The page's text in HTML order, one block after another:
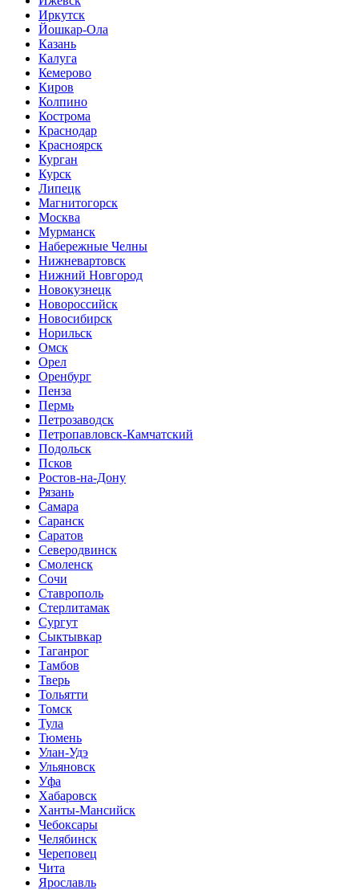
Иркутск
Йошкар-Ола
Казань
Калуга
Кемерово
Киров
Колпино
Кострома
Краснодар
Красноярск
Курган
Курск
Липецк
Магнитогорск
Москва
Мурманск
Набережные Челны
Нижневартовск
Нижний Новгород
Новокузнецк
Новороссийск
Новосибирск
Норильск
Омск
Орел
Оренбург
Пенза
Пермь
Петрозаводск
Петропавловск-Камчатский
Подольск
Псков
Ростов-на-Дону
Рязань
Самара
Саранск
Саратов
Северодвинск
Смоленск
Сочи
Ставрополь
Стерлитамак
Сургут
Сыктывкар
Таганрог
Тамбов
Тверь
Тольятти
Томск
Тула
Тюмень
Улан-Удэ
Ульяновск
Уфа
Хабаровск
Ханты-Мансийск
Чебоксары
Челябинск
Череповец
Чита
Ярославль